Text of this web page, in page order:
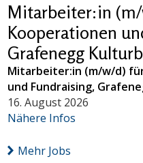
Mitarbeiter:in
Kooperationen
Grafenegg
Mitarbeiter:in (m/w/d)
und Fundraising,
16. August 2026
Nähere Infos
Mehr Jobs